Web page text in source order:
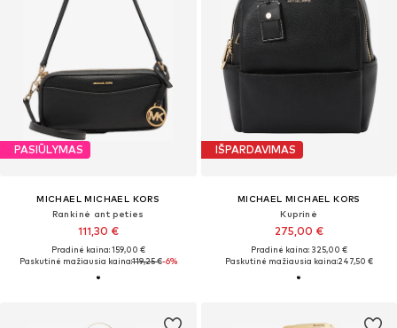
PASIŪLYMAS
MICHAEL MICHAEL KORS
Rankinė ant peties
111,30 €
Pradinė kaina: 159,00 €
Paskutinė mažiausia kaina:119,25 €-6%
IŠPARDAVIMAS
MICHAEL MICHAEL KORS
Kuprinė
275,00 €
Pradinė kaina: 325,00 €
Paskutinė mažiausia kaina:247,50 €